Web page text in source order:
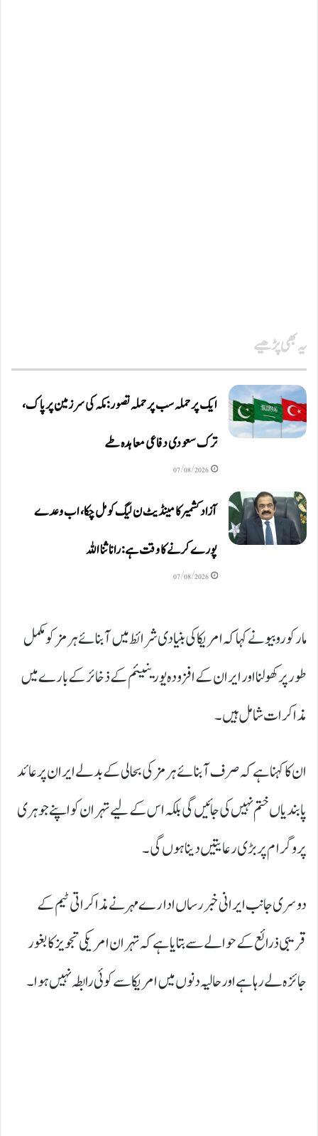
یہ بھی پڑھیے
ایک پر حملہ سب پر حملہ تصور: مکہ کی سرزمین پر پاک،
ترک سعودی دفاعی معاہدہ طے
07/08/2026
آزاد کشمیر کا مینڈیٹ ن لیگ کو مل چکا، اب وعدے
پورے کرنے کا وقت ہے: رانا ثنا اللہ
07/08/2026
مارکو روبیو نے کہا کہ امریکا کی بنیادی شرائط میں آبنائے ہرمز کو مکمل
طور پر کھولنا اور ایران کے افزودہ یورینیئم کے ذخائر کے بارے میں
مذاکرات شامل ہیں۔
ان کا کہنا ہے کہ صرف آبنائے ہرمز کی بحالی کے بدلے ایران پر عائد
پابندیاں ختم نہیں کی جائیں گی بلکہ اس کے لیے تہران کو اپنے جوہری
پروگرام پر بڑی رعایتیں دینا ہوں گی۔
دوسری جانب ایرانی خبر رساں ادارے مہر نے مذاکراتی ٹیم کے
قریبی ذرائع کے حوالے سے بتایا ہے کہ تہران امریکی تجویز کا بغور
جائزہ لے رہا ہے اور حالیہ دنوں میں امریکا سے کوئی رابطہ نہیں ہوا۔